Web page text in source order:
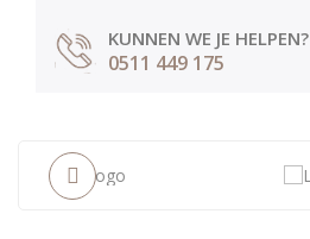
KUNNEN WE JE HELPEN?
0511 449 175